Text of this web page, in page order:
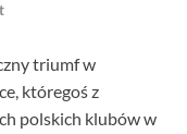
triumf w
któregoś z
polskich klubów w